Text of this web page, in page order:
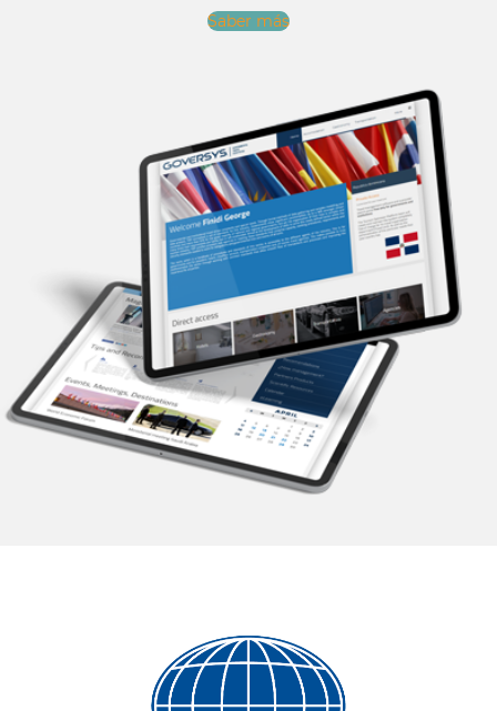
Saber más